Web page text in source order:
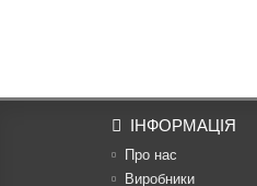
ІНФОРМАЦІЯ
Про нас
Виробники